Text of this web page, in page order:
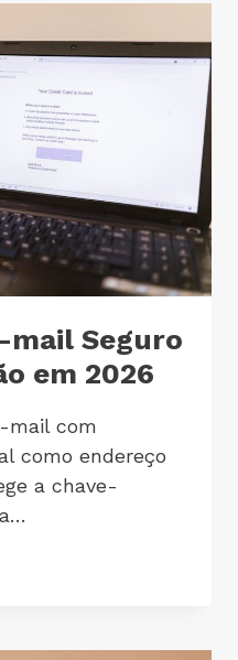
mail Seguro
em 2026
mail com
como endereço
a chave-